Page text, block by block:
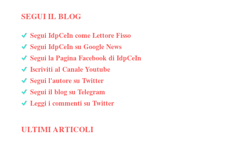
SEGUI IL BLOG
Segui IdpCeIn come Lettore Fisso
Segui IdpCeIn su Google News
Segui la Pagina Facebook di IdpCeIn
Iscriviti al Canale Youtube
Segui l'autore su Twitter
Segui il blog su Telegram
Leggi i commenti su Twitter
ULTIMI ARTICOLI